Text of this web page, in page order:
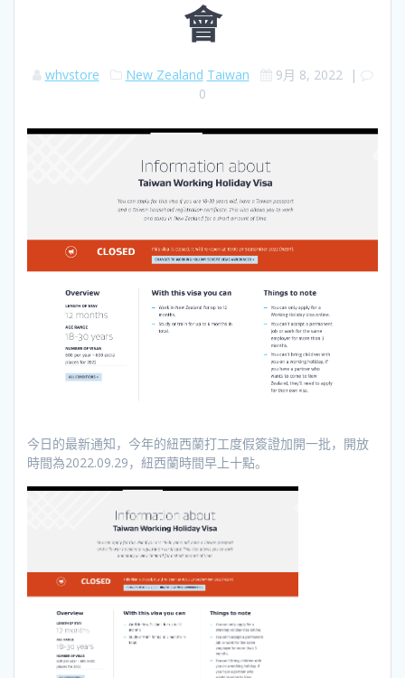
會
whvstore New Zealand Taiwan 9月 8, 2022|
0
今日的最新通知，今年的紐西蘭打工度假簽證加開一批，開放
時間為2022.09.29，紐西蘭時間早上十點。